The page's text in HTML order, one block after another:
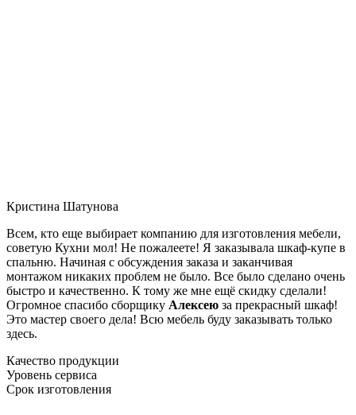
Кристина Шатунова
Всем, кто еще выбирает компанию для изготовления мебели,
советую Кухни мол! Не пожалеете! Я заказывала шкаф-купе в
спальню. Начиная с обсуждения заказа и заканчивая
монтажом никаких проблем не было. Все было сделано очень
быстро и качественно. К тому же мне ещё скидку сделали!
Огромное спасибо сборщику Алексею за прекрасный шкаф!
Это мастер своего дела! Всю мебель буду заказывать только
здесь.
Качество продукции
Уровень сервиса
Срок изготовления